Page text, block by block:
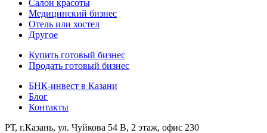
Салон красоты
Медицинский бизнес
Отель или хостел
Другое
Купить готовый бизнес
Продать готовый бизнес
БНК-инвест в Казани
Блог
Контакты
РТ, г.Казань, ул. Чуйкова 54 В, 2 этаж, офис 230